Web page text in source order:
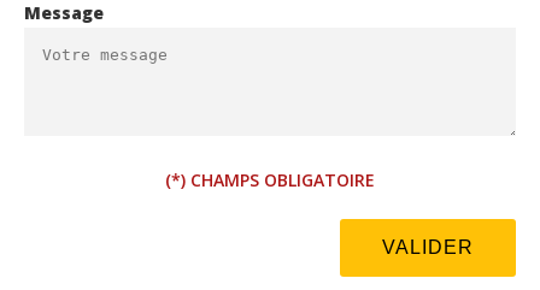
Message
(*) CHAMPS OBLIGATOIRE